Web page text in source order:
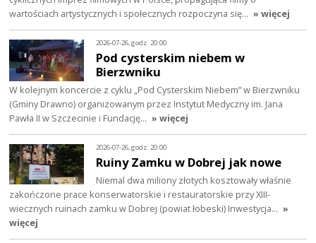
wartościach artystycznych i społecznych rozpoczyna się… » więcej
2026-07-26, godz. 20:00
Pod cysterskim niebem w
Bierzwniku
W kolejnym koncercie z cyklu „Pod Cysterskim Niebem” w Bierzwniku
(Gminy Drawno) organizowanym przez Instytut Medyczny im. Jana
Pawła II w Szczecinie i Fundację… » więcej
2026-07-26, godz. 20:00
Ruiny Zamku w Dobrej jak nowe
Niemal dwa miliony złotych kosztowały właśnie
zakończone prace konserwatorskie i restauratorskie przy XIII-
wiecznych ruinach zamku w Dobrej (powiat łobeski) Inwestycja… »
więcej